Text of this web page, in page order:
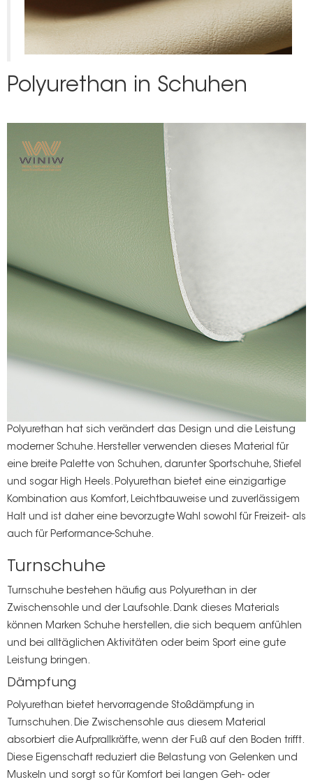
Polyurethan in Schuhen
Polyurethan hat sich verändert das Design und die Leistung
moderner Schuhe. Hersteller verwenden dieses Material für
eine breite Palette von Schuhen, darunter Sportschuhe, Stiefel
und sogar High Heels. Polyurethan bietet eine einzigartige
Kombination aus Komfort, Leichtbauweise und zuverlässigem
Halt und ist daher eine bevorzugte Wahl sowohl für Freizeit- als
auch für Performance-Schuhe.
Turnschuhe
Turnschuhe bestehen häufig aus Polyurethan in der
Zwischensohle und der Laufsohle. Dank dieses Materials
können Marken Schuhe herstellen, die sich bequem anfühlen
und bei alltäglichen Aktivitäten oder beim Sport eine gute
Leistung bringen.
Dämpfung
Polyurethan bietet hervorragende Stoßdämpfung in
Turnschuhen. Die Zwischensohle aus diesem Material
absorbiert die Aufprallkräfte, wenn der Fuß auf den Boden trifft.
Diese Eigenschaft reduziert die Belastung von Gelenken und
Muskeln und sorgt so für Komfort bei langen Geh- oder